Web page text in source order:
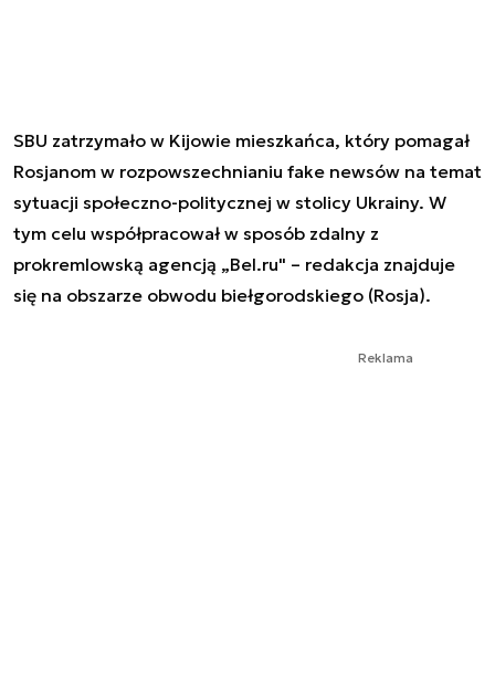
SBU zatrzymało w Kijowie mieszkańca, który pomagał
Rosjanom w rozpowszechnianiu fake newsów na temat
sytuacji społeczno-politycznej w stolicy Ukrainy. W
tym celu współpracował w sposób zdalny z
prokremlowską agencją „Bel.ru" – redakcja znajduje
się na obszarze obwodu biełgorodskiego (Rosja).
Reklama